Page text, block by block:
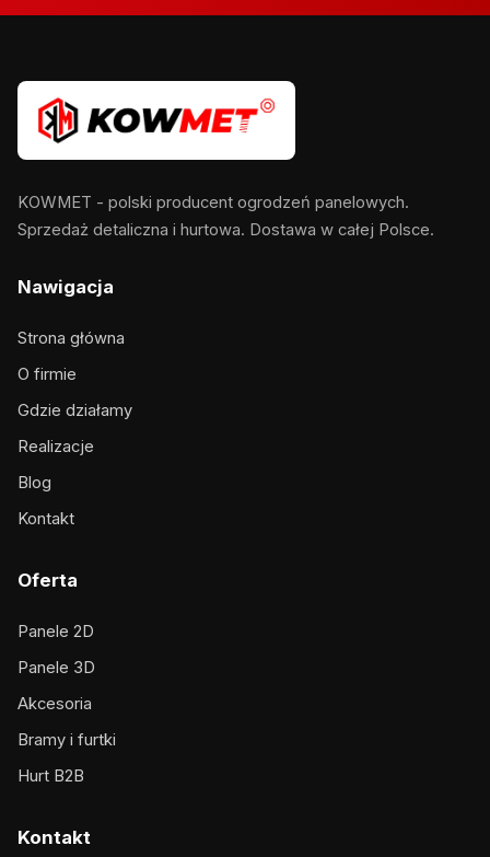
KOWMET - polski producent ogrodzeń panelowych.
Sprzedaż detaliczna i hurtowa. Dostawa w całej Polsce.
Nawigacja
Strona główna
O firmie
Gdzie działamy
Realizacje
Blog
Kontakt
Oferta
Panele 2D
Panele 3D
Akcesoria
Bramy i furtki
Hurt B2B
Kontakt